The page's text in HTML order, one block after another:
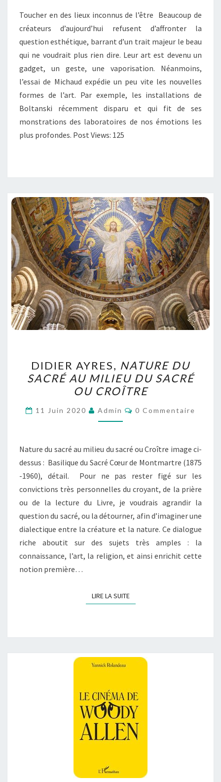
ESTHÉTIQUE
ET
LES
ATMOSPHÈRES
Toucher en des lieux inconnus de l’être Beaucoup de
créateurs d’aujourd’hui refusent d’affronter la
question esthétique, barrant d’un trait majeur le beau
qui ne voudrait plus rien dire. Leur art est devenu un
gadget, un geste, une vaporisation. Néanmoins,
l’essai de Michaud expédie un peu vite les nouvelles
formes de l’art. Par exemple, les installations de
Boltanski récemment disparu et qui fit de ses
monstrations des laboratoires de nos émotions les
plus profondes. Post Views: 125
AYRES,
NATURE
DU
SACRÉ
AU
DU
SACRÉ
OU
CROÎTRE
DIDIER AYRES, NATURE DU
SACRÉ AU MILIEU DU SACRÉ
OU CROÎTRE
11 Juin 2020 Admin Commentaires
0 Commentaire
Nature du sacré au milieu du sacré ou Croître image ci-
dessus : Basilique du Sacré Cœur de Montmartre (1875
-1960), détail. Pour ne pas rester figé sur les
convictions très personnelles du croyant, de la prière
ou de la lecture du Livre, je voudrais agrandir la
question du sacré, ou la détourner, afin d’imaginer une
dialectique entre la créature et la nature. Ce dialogue
riche aboutit sur des sujets très amples : la
connaissance, l’art, la religion, et ainsi enrichit cette
notion première…
LIRE LA SUITELIRE LA SUITE